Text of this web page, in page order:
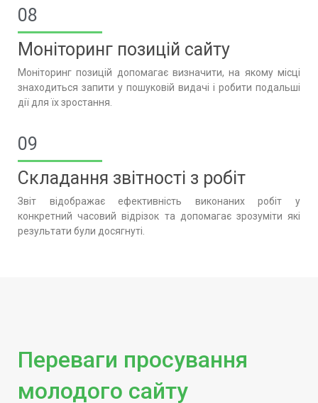
08
Моніторинг позицій сайту
Моніторинг позицій допомагає визначити, на якому місці
знаходиться запити у пошуковій видачі і робити подальші
дії для їх зростання.
09
Складання звітності з робіт
Звіт відображає ефективність виконаних робіт у
конкретний часовий відрізок та допомагає зрозуміти які
результати були досягнуті.
Переваги просування
молодого сайту